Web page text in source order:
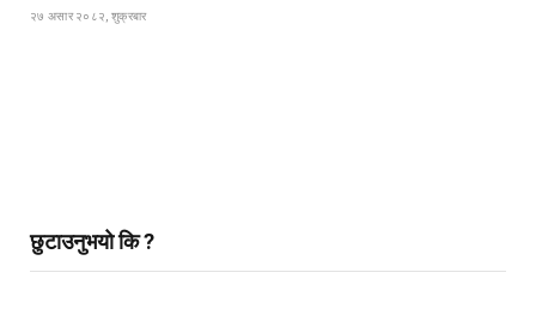
२७ असार २०८२, शुक्रबार
छुटाउनुभयो कि ?